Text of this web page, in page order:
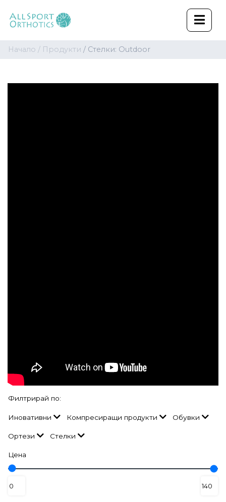
Начало / Продукти / Стелки: Outdoor
Филтрирай по:
Иновативни Компресиращи продукти Обувки
Ортези Стелки
Цена